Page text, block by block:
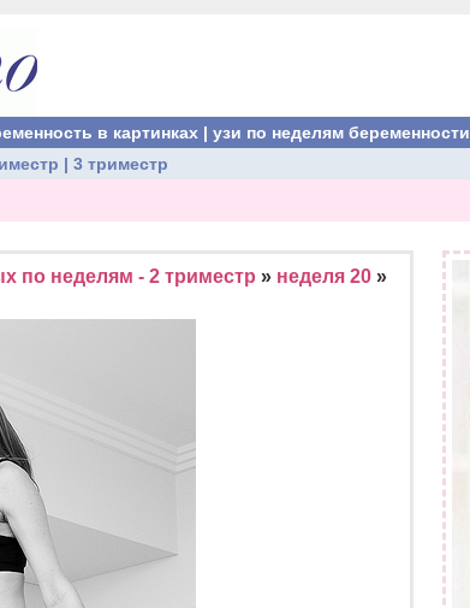
в картинках | узи по неделям беременности
| 3 триместр
по неделям - 2 триместр » неделя 20 »